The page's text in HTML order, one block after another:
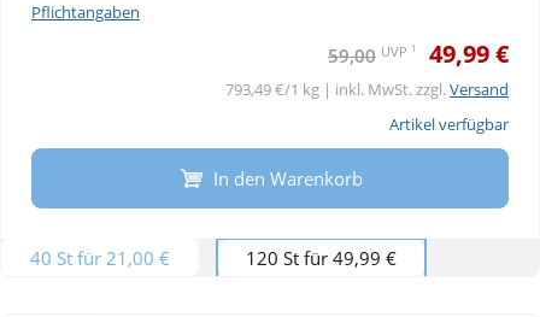
Pflichtangaben
59,00 UVP 1 49,99 €
793,49 €/1 kg | inkl. MwSt. zzgl.Versand
Artikel verfügbar
In den Warenkorb
40 St für 21,00 € 120 St für 49,99 €